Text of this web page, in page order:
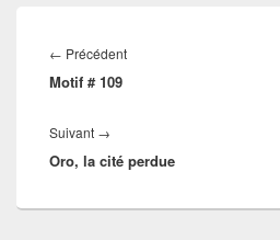
de
l’article
← PrécédentArticle
Motif # 109
Suivant →
suivant :
Oro, la cité perdue